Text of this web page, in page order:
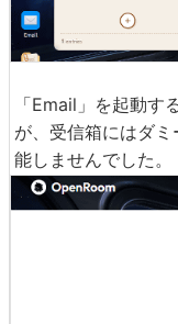
「Email」を起動す
が、受信箱にはダ
能しませんでした。